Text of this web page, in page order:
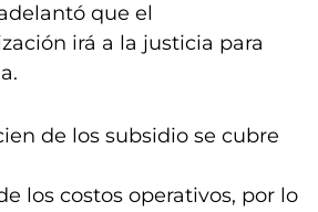
que el
irá a la justicia para
de los subsidio se cubre
los costos operativos, por lo